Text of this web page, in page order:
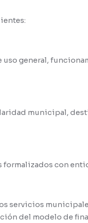
uso general,
municipal,
formalizados con
servicios
del modelo de